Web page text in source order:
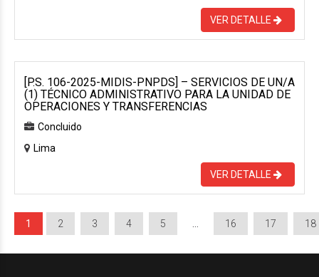
VER DETALLE
[P.S. 106-2025-MIDIS-PNPDS] – SERVICIOS DE UN/A
(1) TÉCNICO ADMINISTRATIVO PARA LA UNIDAD DE
OPERACIONES Y TRANSFERENCIAS
Concluido
Lima
VER DETALLE
1 2 3 4 5 16 17 18